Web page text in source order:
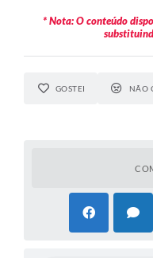
* Nota: O conteúdo
GOSTEI NÃO